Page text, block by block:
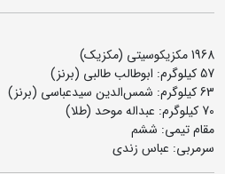
1968 مکزیکوسیتی (مکزیک)
57 کیلوگرم: ابوطالب طالبی (برنز)
63 کیلوگرم: شمس‌الدین سیدعباسی (برنز)
70 کیلوگرم: عبداله موحد (طلا)
مقام تیمی: ششم
سرمربی: عباس زندی